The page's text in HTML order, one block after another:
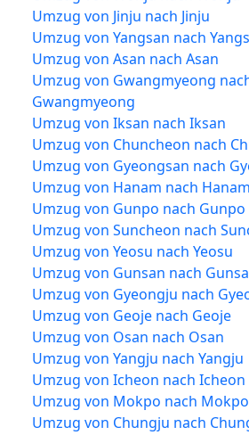
Umzug von Jinju nach Jinju
Umzug von Yangsan nach
Umzug von Asan nach Asan
Umzug von Gwangmyeong
Gwangmyeong
Umzug von Iksan nach Iksan
Umzug von Chuncheon nach
Umzug von Gyeongsan nach
Umzug von Hanam nach Hanam
Umzug von Gunpo nach Gunpo
Umzug von Suncheon nach
Umzug von Yeosu nach Yeosu
Umzug von Gunsan nach
Umzug von Gyeongju nach
Umzug von Geoje nach Geoje
Umzug von Osan nach Osan
Umzug von Yangju nach Yangju
Umzug von Icheon nach Icheon
Umzug von Mokpo nach Mokpo
Umzug von Chungju nach